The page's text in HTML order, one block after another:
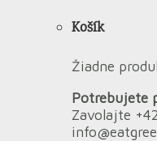
Košík
Žiadne
Potrebujete
Zavolajte